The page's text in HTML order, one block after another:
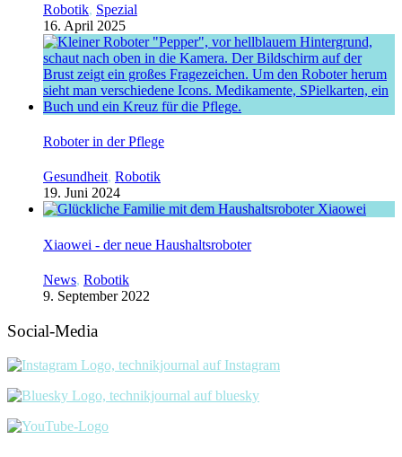
Robotik, Spezial
16. April 2025
Roboter in der Pflege
Gesundheit, Robotik
19. Juni 2024
Xiaowei - der neue Haushaltsroboter
News, Robotik
9. September 2022
Social-Media